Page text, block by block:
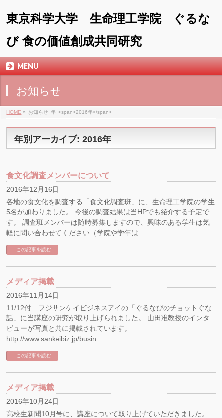
東京科学大学 生命理工学院 ぐるな
び 食の価値創成共同研究
MENU
お知らせ
HOME » お知らせ 年: <span>2016年</span>
年別アーカイブ: 2016年
食文化調査メンバーについて
2016年12月16日
各地の食文化を調査する「食文化調査班」に、生命理工学院の学生
5名が加わりました。 今後の調査結果は当HPでも紹介する予定で
す。 調査班メンバーは随時募集しますので、興味のある学生は気
軽に問い合わせてください（学院や学年は …
この記事を読む
メディア掲載
2016年11月14日
11/12付 フジサンケイビジネスアイの「ぐるなびのチョットぐな
話」に当講座の研究が取り上げられました。 山田准教授のインタ
ビューが写真と共に掲載されています。
http://www.sankeibiz.jp/busin …
この記事を読む
メディア掲載
2016年10月24日
高校生新聞10月号に、講座について取り上げていただきました。